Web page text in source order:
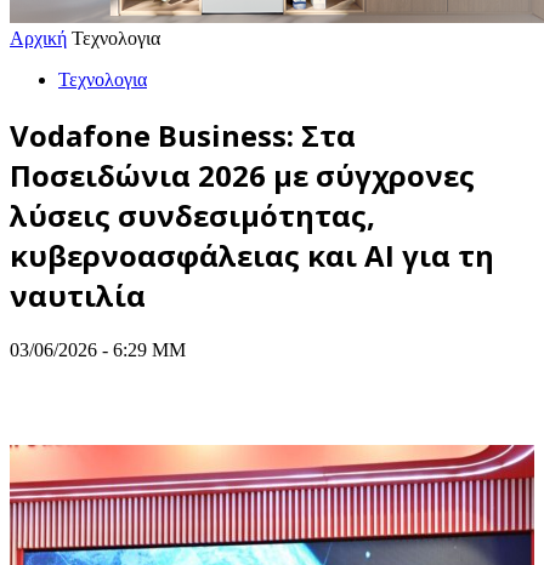
Αρχική Τεχνολογια
Τεχνολογια
Vodafone Business: Στα
Ποσειδώνια 2026 με σύγχρονες
λύσεις συνδεσιμότητας,
κυβερνοασφάλειας και AI για τη
ναυτιλία
03/06/2026 - 6:29 ΜΜ